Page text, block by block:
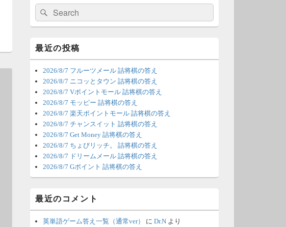
ません。
7/4 18:54（Dr.N）
時間の都合が付かないため、7月5
日の更新は休みます。申し訳あり
ません。
6/22 2:12（Dr.N）
ちょびリッチが10：00までメンテ
ナンスとのことなので、本日分の
更新は難しいかもしれません。
6/20 18:45（Dr.N）
ってしまいそうです。申し訳ござ
いません。
検
索:
検
索
最近の投稿
2026/8/7 フルーツメール 詰将棋の答え
2026/8/7 ニコッとタウン 詰将棋の答え
2026/8/7 Vポイントモール 詰将棋の答え
2026/8/7 モッピー 詰将棋の答え
2026/8/7 楽天ポイントモール 詰将棋の答え
2026/8/7 チャンスイット 詰将棋の答え
2026/8/7 Get Money 詰将棋の答え
2026/8/7 ちょびリッチ。 詰将棋の答え
2026/8/7 ドリームメール 詰将棋の答え
2026/8/7 Gポイント 詰将棋の答え
最近のコメント
英単語ゲーム答え一覧（通常ver） に Dr.N より